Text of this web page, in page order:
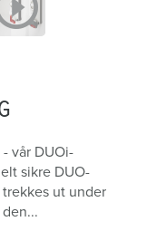
vår DUOi-
sikre DUO-
trekkes ut under